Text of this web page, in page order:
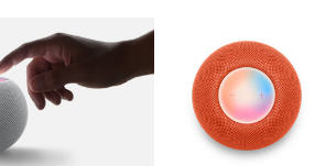
图库 图像 图库 图像